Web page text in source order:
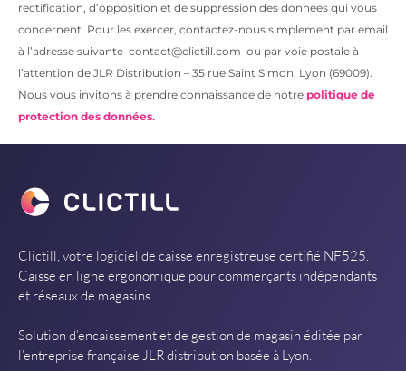
rectification, d’opposition et de suppression des données qui vous
concernent. Pour les exercer, contactez-nous simplement par email
à l’adresse suivante contact@clictill.com ou par voie postale à
l’attention de JLR Distribution – 35 rue Saint Simon, Lyon (69009).
Nous vous invitons à prendre connaissance de notre politique de
protection des données.
Clictill, votre logiciel de caisse enregistreuse certifié NF525.
Caisse en ligne ergonomique pour commerçants indépendants
et réseaux de magasins.
Solution d’encaissement et de gestion de magasin éditée par
l’entreprise française JLR distribution basée à Lyon.